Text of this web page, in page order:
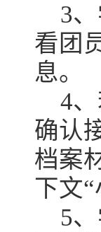
3
看团
息。
4
确认
档案
下文
5